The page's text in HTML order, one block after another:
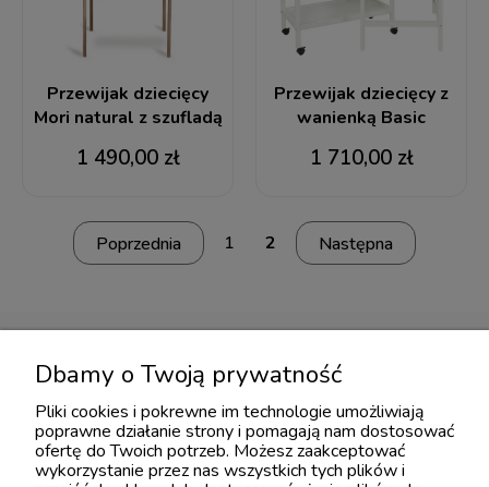
Przewijak dziecięcy
Mori natural z szufladą
1 490,00 zł
Przewijak dziecięcy z
wanienką Basic
1 710,00 zł
1 2
Meble dziecięce
Łóżeczka 120x60
Łóżeczka 140x70
Materace Hevea
Hevea Junior
Hevea SnuDo
Dbamy o Twoją prywatność
Pliki cookies i pokrewne im technologie umożliwiają
poprawne działanie strony i pomagają nam dostosować
ofertę do Twoich potrzeb. Możesz zaakceptować
wykorzystanie przez nas wszystkich tych plików i